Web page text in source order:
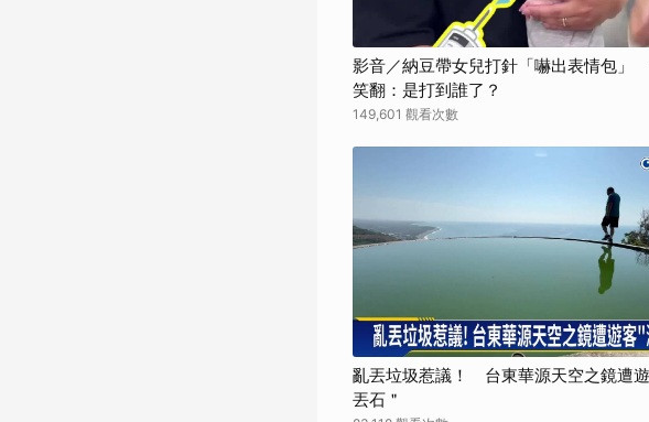
影音／納豆帶女兒打針「嚇出表情包」
笑翻：是打到誰了？
149,601 觀看次數
亂丟垃圾惹議！ 台東華源天空之鏡遭
丟石＂